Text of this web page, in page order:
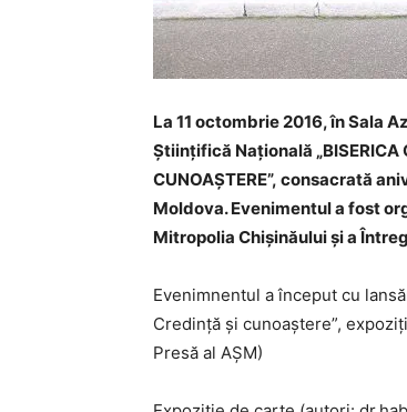
La 11 octombrie 2016, în Sala
Ştiinţifică Naţională „BISERICA
CUNOAŞTERE”, consacrată
Moldova. Evenimentul a fost
Mitropolia Chișinăului și a
Evenimnentul a început cu
Credință și cunoaștere”,
Presă al AŞM)